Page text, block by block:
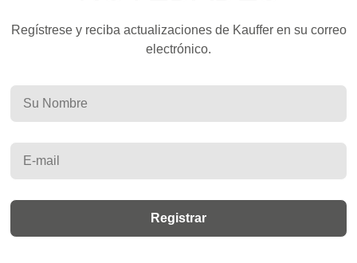
Regístrese y reciba actualizaciones de Kauffer en su correo
electrónico.